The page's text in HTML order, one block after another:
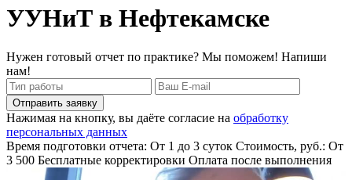
УУНиТ в Нефтекамске
Нужен готовый отчет по практике? Мы поможем! Напиши
нам!
Отправить заявку
Нажимая на кнопку, вы даёте согласие на обработку
персональных данных
Время подготовки отчета: От 1 до 3 суток Стоимость, руб.: От
3 500 Бесплатные корректировки Оплата после выполнения